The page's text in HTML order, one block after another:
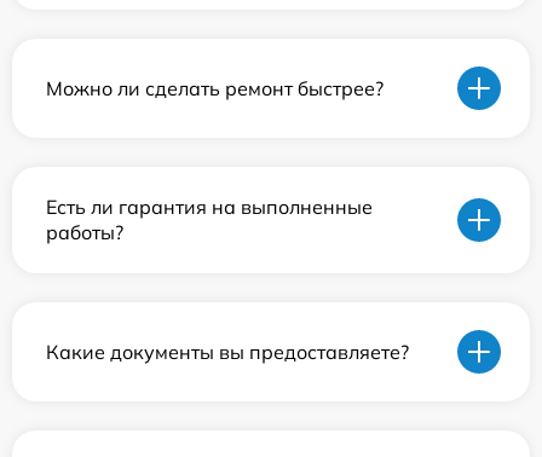
Можно ли сделать ремонт быстрее?
Есть ли гарантия на выполненные
работы?
Какие документы вы предоставляете?